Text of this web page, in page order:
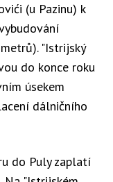
(u Pazinu) k
"Istrijský
do konce roku
úsekem
dálničního
do Puly zaplatí